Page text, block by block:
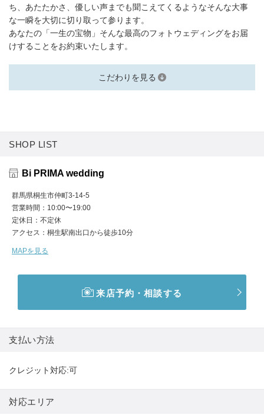
ち、あたたかさ、優しい声までも聞こえてくるようなそんな大事
な一瞬を大切に切り取って参ります。
あなたの「一生の宝物」そんな最高のフォトウェディングをお届
けすることをお約束いたします。
こだわりを見る
SHOP LIST
Bi PRIMA wedding
群馬県桐生市仲町3-14-5
営業時間
10:00〜19:00
定休日
不定休
アクセス
桐生駅南出口から徒歩10分
MAPを見る
来店予約・相談する
支払い方法
クレジット対応:可
対応エリア